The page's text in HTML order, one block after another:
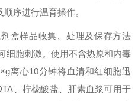
序进行温育操作。
盒样品收集、处理及保存方法
细胞刺激。使用不含热原和内毒
离心10分钟将血清和红细胞迅
、柠檬酸盐、肝素血浆可用于